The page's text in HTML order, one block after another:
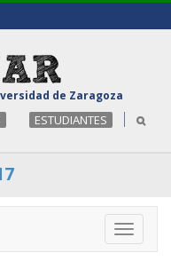
de Zaragoza
ESTUDIANTES
Toggle